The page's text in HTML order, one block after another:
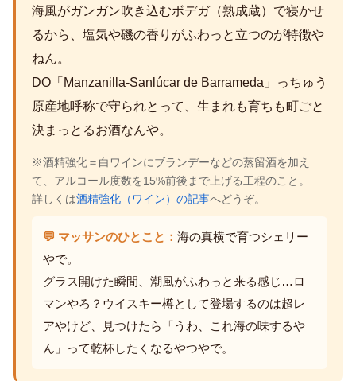
海風がガンガン吹き込むボデガ（熟成蔵）で寝かせ
るから、塩気や磯の香りがふわっと立つのが特徴や
ねん。
DO「Manzanilla-Sanlúcar de Barrameda」っちゅう
原産地呼称で守られとって、生まれも育ちも町ごと
決まっとるお酒なんや。
※酒精強化＝白ワインにブランデーなどの蒸留酒を加え
て、アルコール度数を15%前後まで上げる工程のこと。
詳しくは酒精強化（ワイン）の記事へどうぞ。
💬 マッサンのひとこと： 海の真横で育つシェリー
やで。
グラス開けた瞬間、潮風がふわっと来る感じ…ロ
マンやろ？ウイスキー樽として登場するのは超レ
アやけど、見つけたら「うわ、これ海の味するや
ん」って乾杯したくなるやつやで。